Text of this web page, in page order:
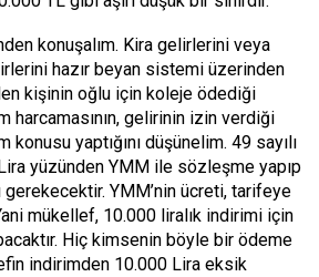
konuşalım. Kira gelirlerini veya
hazır beyan sistemi üzerinden
kişinin oğlu için koleje ödediği
harcamasının, gelirinin izin verdiği
konusu yaptığını düşünelim. 49 sayılı
yüzünden YMM ile sözleşme yapıp
gerekecektir. YMM’nin ücreti, tarifeye
mükellef, 10.000 liralık indirimi için
Hiç kimsenin böyle bir ödeme
indirimden 10.000 Lira eksik